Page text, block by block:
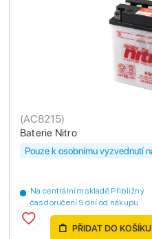
Baterie Nitro
(AC8215)
Na centrálním skladě Přibližný
čas doručení 9 dní od nákupu
Pouze k osobnímu vyzvednutí
PŘIDAT DO KOŠÍKU